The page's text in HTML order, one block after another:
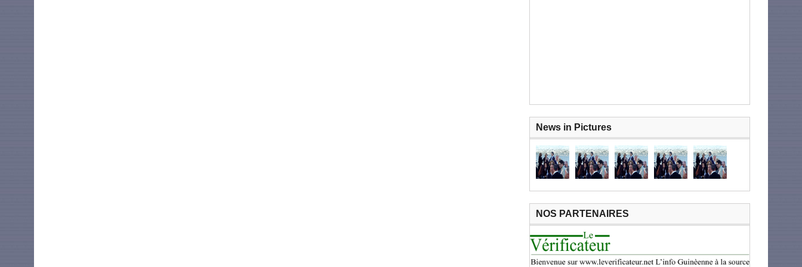
News in Pictures
NOS PARTENAIRES